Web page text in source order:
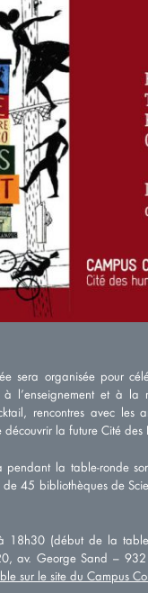
sera organisée pour
l’enseignement et à la
rencontres avec les
la future Cité des
pendant la table-ronde
45 bibliothèques de
18h30 (début de la
av. George Sand –
sur le site du Campus